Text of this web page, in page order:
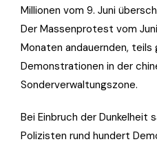
Millionen vom 9. Juni
Der Massenprotest vom
Monaten andauernden, teils
Demonstrationen in der
Sonderverwaltungszone.
Bei Einbruch der Dunkelheit
Polizisten rund hundert